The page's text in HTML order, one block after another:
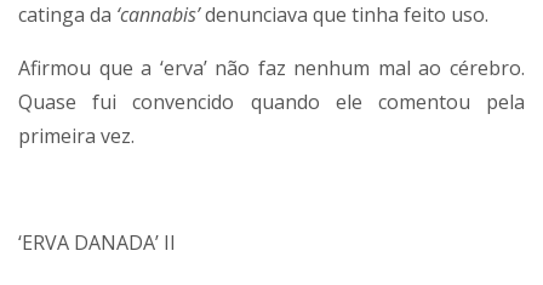
catinga da ‘cannabis’denunciava que tinha feito uso.
Afirmou que a ‘erva’ não faz nenhum mal ao cérebro.
Quase fui convencido quando ele comentou pela
primeira vez.
‘ERVA DANADA’ II